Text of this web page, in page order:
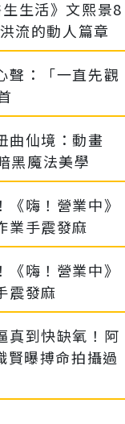
生活》文熙景8
流的動人篇章
聲：「一直先觀
曲仙境：動畫
黑魔法美學
嗨！營業中》
業手震發麻
嗨！營業中》
震發麻
真到快缺氧！阿
曝搏命拍攝過